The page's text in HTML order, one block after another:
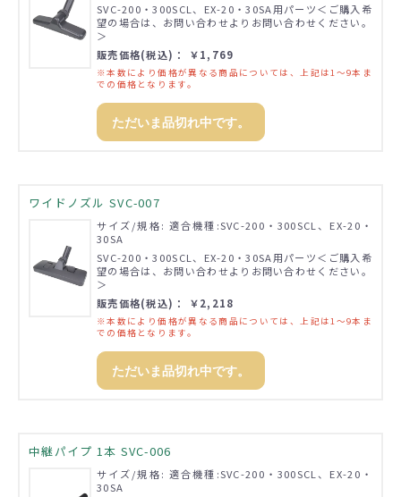
SVC-200・300SCL、EX-20・30SA用パーツ＜ご購入希
望の場合は、お問い合わせよりお問い合わせください。
＞
販売価格(税込)： ￥1,769
※本数により価格が異なる商品については、上記は1～9本ま
での価格となります。
ただいま品切れ中です。
ワイドノズル SVC-007
サイズ/規格: 適合機種:SVC-200・300SCL、EX-20・
30SA
SVC-200・300SCL、EX-20・30SA用パーツ＜ご購入希
望の場合は、お問い合わせよりお問い合わせください。
＞
販売価格(税込)： ￥2,218
※本数により価格が異なる商品については、上記は1～9本ま
での価格となります。
ただいま品切れ中です。
中継パイプ 1本 SVC-006
サイズ/規格: 適合機種:SVC-200・300SCL、EX-20・
30SA